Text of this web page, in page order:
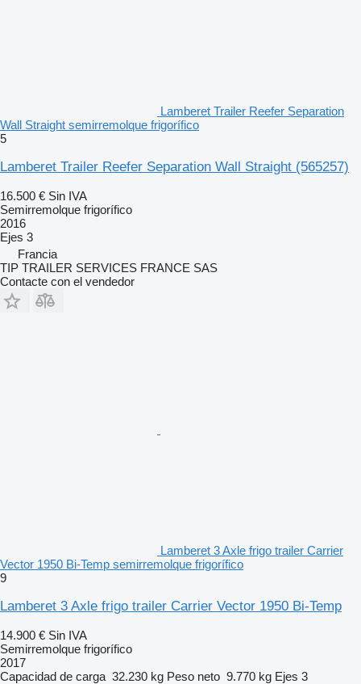
Lamberet Trailer Reefer Separation
Wall Straight semirremolque frigorífico
5
Lamberet Trailer Reefer Separation Wall Straight (565257)
16.500 € Sin IVA
Semirremolque frigorífico
2016
Ejes 3
Francia
TIP TRAILER SERVICES FRANCE SAS
Contacte con el vendedor
Lamberet 3 Axle frigo trailer Carrier
Vector 1950 Bi-Temp semirremolque frigorífico
9
Lamberet 3 Axle frigo trailer Carrier Vector 1950 Bi-Temp
14.900 € Sin IVA
Semirremolque frigorífico
2017
Capacidad de carga 32.230 kg Peso neto 9.770 kg Ejes 3